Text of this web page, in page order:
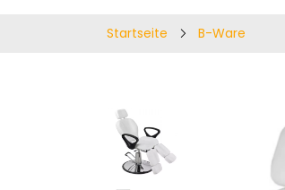
Startseite B-Ware